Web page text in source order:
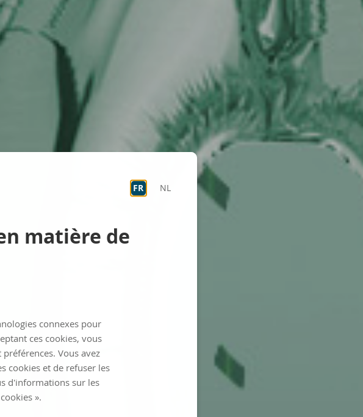
FR NL
matière de
connexes pour
ces cookies, vous
Vous avez
cookies et de refuser les
d'informations sur les
».